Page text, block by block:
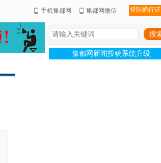
手机豫都网 豫都网微信 登陆通行证
豫都网新闻投稿系统升级